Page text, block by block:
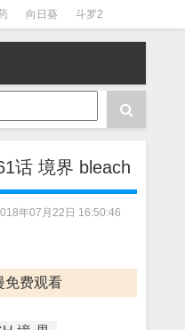
向日葵 斗罗2
阴阳师 节目清单
话 境界 bleach
年07月22日 16:50:46
免费观看